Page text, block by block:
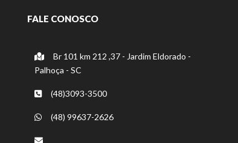
FALE CONOSCO
Br 101 km 212 ,37 - Jardim Eldorado -
Palhoça - SC
(48)3093-3500
(48) 99637-2626